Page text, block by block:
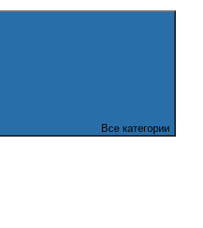
Все категории